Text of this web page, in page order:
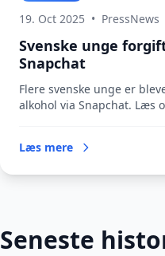
19. Oct 2025 • PressNews
Svenske unge
Snapchat
Flere svenske unge er
alkohol via Snapchat. Læs
Læs mere
Seneste